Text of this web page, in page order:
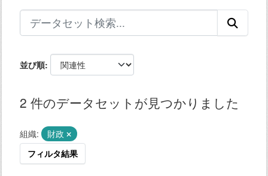
並び順
2 件のデータセットが見つかりました
組織:
財政
フィルタ結果